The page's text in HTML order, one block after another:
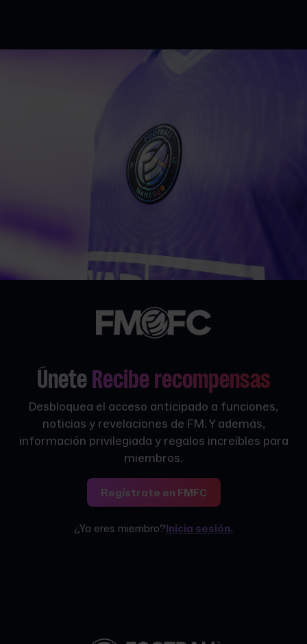
Únete Recibe recompensas
Desbloquea el acceso anticipado a funciones,
noticias y revelaciones de FM. Y además,
información privilegiada y regalos increíbles para
miembros.
Regístrate en FMFC
¿Ya eres miembro?Inicia sesión.